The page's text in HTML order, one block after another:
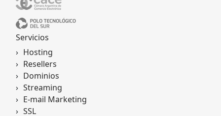
Servicios
Hosting
Resellers
Dominios
Streaming
E-mail Marketing
SSL